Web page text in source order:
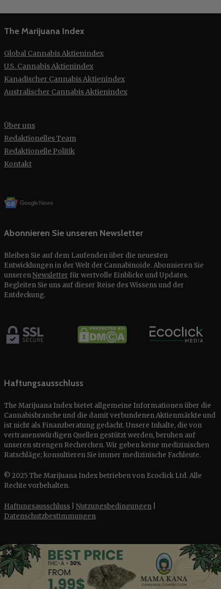
The Marijuana Index
Global Cannabis Aktienindex
U.S. Cannabis Aktienindex
Kanadischer Cannabis Aktienindex
Australischer Cannabis Aktienindex
Über uns
Redaktionelles Team
Redaktionelle Politik
Kontakt
Abonnieren Sie unseren Newsletter
Bleiben Sie auf dem Laufenden über die neuesten
Entwicklungen in der Welt der Cannabinoide. Abonnieren Sie
unserenNewsletter für wertvolle Einblicke und Updates.
Begleiten Sie uns auf dieser Reise des Wissens und der
Entdeckung.
Haftungsausschluss
The Marijuana Index bietet allgemeine Informationen über die
Cannabisbranche und die damit verbundenen Aktienmärkte und
ist nicht als Finanzberatung gedacht. Unsere Inhalte, die von
vertrauenswürdigen Quellen gestützt werden, beruhen auf
unseren strengen Recherchen. Wir geben keine medizinischen
Ratschläge; konsultieren Sie immer medizinische Fachleute.
© 2025 The Marijuana Index betrieben von Ecoclick Ltd. Alle
Rechte vorbehalten.
Haftungsausschluss Nutzungsbedingungen
Datenschutzbestimmungen
English
Français
✕